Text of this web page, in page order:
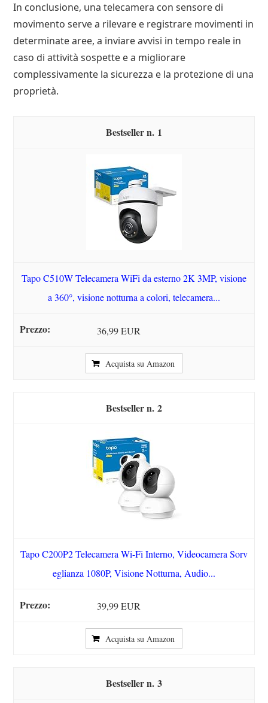
In conclusione, una telecamera con sensore di
movimento serve a rilevare e registrare movimenti in
determinate aree, a inviare avvisi in tempo reale in
caso di attività sospette e a migliorare
complessivamente la sicurezza e la protezione di una
proprietà.
1
Tapo C510W Telecamera WiFi da esterno 2K 3MP, visione
a 360°, visione notturna a colori, telecamera...
36,99 EUR
Acquista su Amazon
2
Tapo C200P2 Telecamera Wi-Fi Interno, Videocamera Sorv
eglianza 1080P, Visione Notturna, Audio...
39,99 EUR
Acquista su Amazon
3